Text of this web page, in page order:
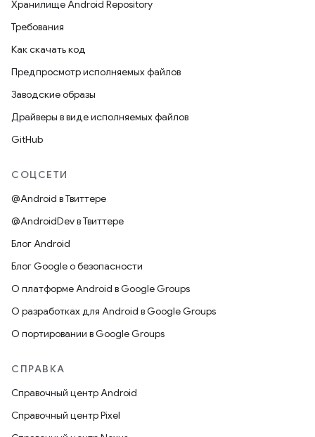
Хранилище Android Repository
Требования
Как скачать код
Предпросмотр исполняемых файлов
Заводские образы
Драйверы в виде исполняемых файлов
GitHub
СОЦСЕТИ
@Android в Твиттере
@AndroidDev в Твиттере
Блог Android
Блог Google о безопасности
О платформе Android в Google Groups
О разработках для Android в Google Groups
О портировании в Google Groups
СПРАВКА
Справочный центр Android
Справочный центр Pixel